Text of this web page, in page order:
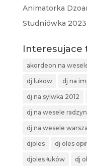
Animatorka
Studniówka
Interesujace
akordeon na
dj lukow dj na
dj na sylwka 2012
dj na wesele
dj na wesele
djoles dj oles
djoles łuków dj